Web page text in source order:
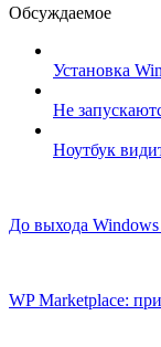
Обсуждаемое
Установка
Не
Ноутбук
До выхода Windows
WP Marketplace: